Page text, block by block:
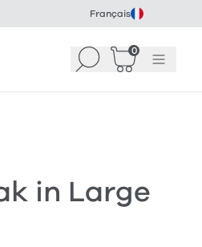
Français
Recherche
0
Panier(0)
Menu
in Large